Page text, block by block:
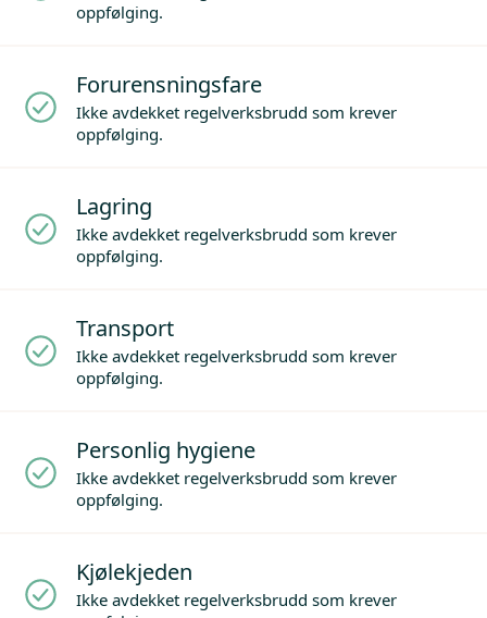
oppfølging.
Forurensningsfare
Ikke avdekket regelverksbrudd som krever
oppfølging.
Lagring
Ikke avdekket regelverksbrudd som krever
oppfølging.
Transport
Ikke avdekket regelverksbrudd som krever
oppfølging.
Personlig hygiene
Ikke avdekket regelverksbrudd som krever
oppfølging.
Kjølekjeden
Ikke avdekket regelverksbrudd som krever